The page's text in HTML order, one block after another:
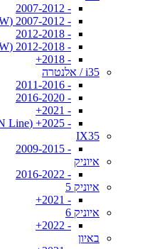
- 2007-2012
- 2007-2012 (CW סטיישן)
- 2012-2018
- 2012-2018 (CW סטיישן)
- 2018+
i35 / אלנטרה
- 2011-2016
- 2016-2020
- 2021+
- 2025+ (N Line)
IX35
- 2009-2015
איוניק
- 2016-2022
איוניק 5
- 2021+
איוניק 6
- 2022+
באיון